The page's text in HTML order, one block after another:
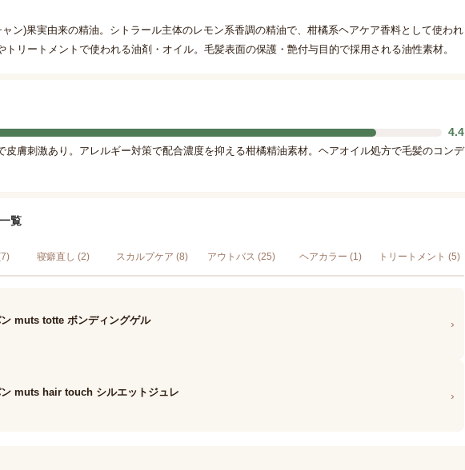
ン)果実由来の精油。シトラール主体のレモン系香調の精油で、柑橘系ヘアケア香料として使われ
リートメントで使われる油剤・オイル。毛髪表面の保護・艶付与目的で採用される油性素材。
4.4
皮膚刺激あり。アレルギー対策で配合濃度を抑える柑橘精油素材。ヘアオイル処方で毛髪のコンデ
覧
寝癖直し (2) スカルプケア (8) アウトバス (25) ヘアカラー (1) トリートメント (5)
muts totte ボンディングゲル ›
muts hair touch シルエットジュレ ›